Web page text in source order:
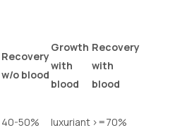
Recovery
w/o blood
Growth
with
blood
Recovery
with
blood
40-50% luxuriant >=70%